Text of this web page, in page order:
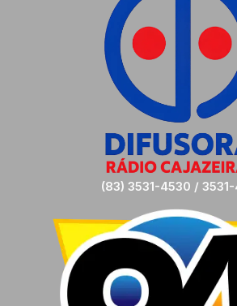
(83) 3531-4530 / 3531-